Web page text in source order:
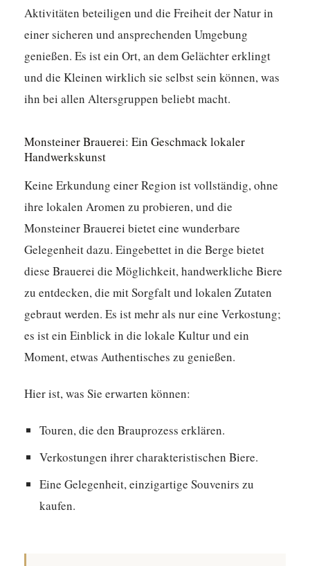
Aktivitäten beteiligen und die Freiheit der Natur in
einer sicheren und ansprechenden Umgebung
genießen. Es ist ein Ort, an dem Gelächter erklingt
und die Kleinen wirklich sie selbst sein können, was
ihn bei allen Altersgruppen beliebt macht.
Monsteiner Brauerei: Ein Geschmack lokaler
Handwerkskunst
Keine Erkundung einer Region ist vollständig, ohne
ihre lokalen Aromen zu probieren, und die
Monsteiner Brauerei bietet eine wunderbare
Gelegenheit dazu. Eingebettet in die Berge bietet
diese Brauerei die Möglichkeit, handwerkliche Biere
zu entdecken, die mit Sorgfalt und lokalen Zutaten
gebraut werden. Es ist mehr als nur eine Verkostung;
es ist ein Einblick in die lokale Kultur und ein
Moment, etwas Authentisches zu genießen.
Hier ist, was Sie erwarten können:
Touren, die den Brauprozess erklären.
Verkostungen ihrer charakteristischen Biere.
Eine Gelegenheit, einzigartige Souvenirs zu
kaufen.